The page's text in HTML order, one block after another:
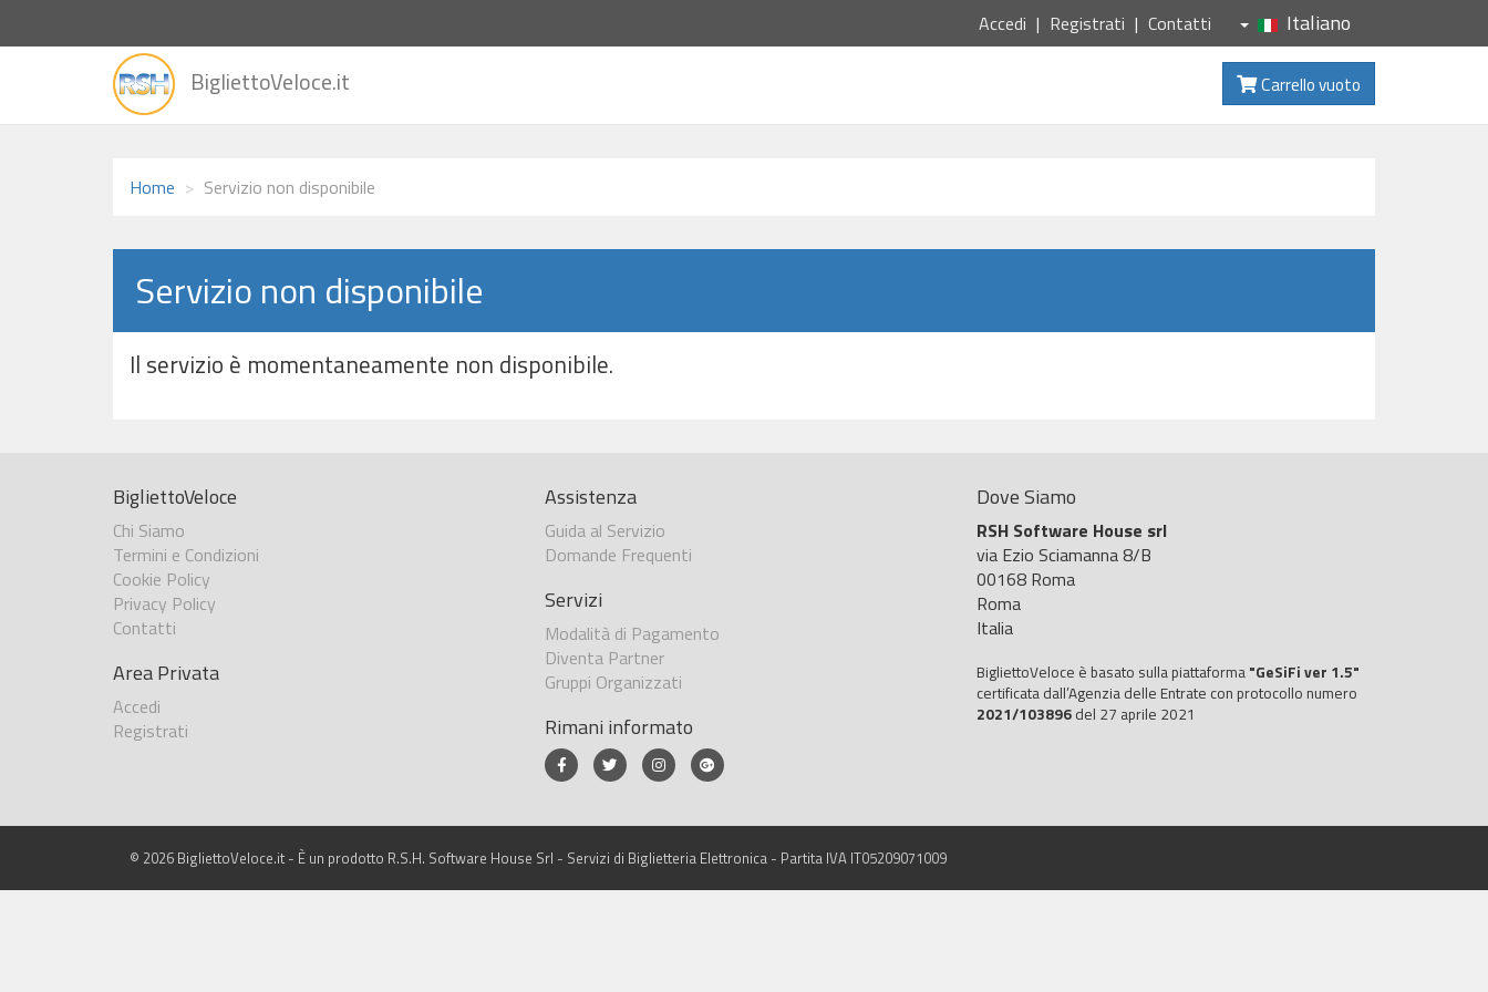
Accedi Registrati Contatti Italiano
alla
BigliettoVeloce.it Carrello vuoto
Home Servizio non disponibile
Servizio non disponibile
Il servizio è momentaneamente non disponibile.
BigliettoVeloce
Chi Siamo
Termini e Condizioni
Cookie Policy
Privacy Policy
Contatti
Area Privata
Accedi
Registrati
Assistenza
Guida al Servizio
Domande Frequenti
Servizi
Modalità di Pagamento
Diventa Partner
Gruppi Organizzati
Rimani informato
Dove Siamo
RSH Software House srl
via Ezio Sciamanna 8/B
00168 Roma
Roma
Italia
BigliettoVeloce è basato sulla piattaforma "GeSiFi ver 1.5"
certificata dall’Agenzia delle Entrate con protocollo numero
2021/103896 del 27 aprile 2021
© 2026 BigliettoVeloce.it - È un prodotto R.S.H. Software House Srl - Servizi di Biglietteria Elettronica - Partita IVA IT05209071009